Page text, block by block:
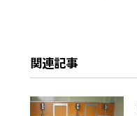
関連記事